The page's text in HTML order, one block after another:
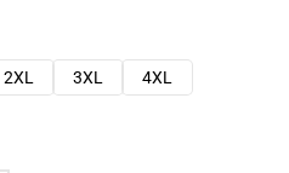
2XL 3XL
4XL